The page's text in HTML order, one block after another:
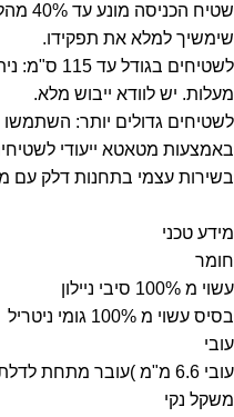
שטיח
שימשיך למלא את תפקידו.
מעלות. יש לוודא ייבוש מלא.
לשטיחים גדולים יותר:
באמצעות מטאטא ייעודי
בשירות עצמי בתחנות דלק עם
מידע טכני
חומר
עשוי מ 100% סיבי ניילון
בסיס עשוי מ 100% גומי ניטריל
עובי
עובי 6.6 מ"מ )עובר מתחת לדלת(
משקל נקי